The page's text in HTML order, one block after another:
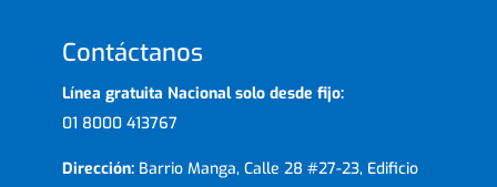
Contáctanos
Línea gratuita Nacional solo desde fijo:
01 8000 413767
Dirección: Barrio Manga, Calle 28 #27-23, Edificio